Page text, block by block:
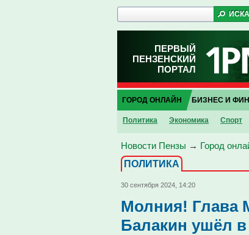
ПЕРВЫЙ
ПЕНЗЕНСКИЙ
ПОРТАЛ
ГОРОД ОНЛАЙН
Политика Экономика Спорт
БИЗНЕС И
Новости Пензы → Город
ПОЛИТИКА
30 сентября 2024, 14:20
Молния! Глава
Балакин ушёл в